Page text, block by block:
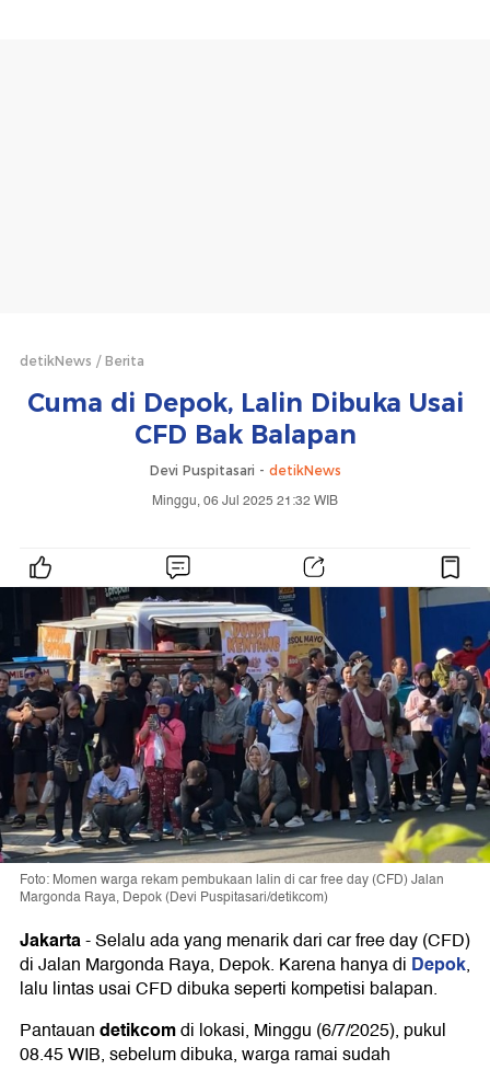
detikNews Berita
Cuma di Depok, Lalin Dibuka Usai
CFD Bak Balapan
Devi Puspitasari - detikNews
Minggu, 06 Jul 2025 21:32 WIB
Foto: Momen warga rekam pembukaan lalin di car free day (CFD) Jalan
Margonda Raya, Depok (Devi Puspitasari/detikcom)
Jakarta-Selalu ada yang menarik dari car free day (CFD)
di Jalan Margonda Raya, Depok. Karena hanya di Depok,
lalu lintas usai CFD dibuka seperti kompetisi balapan.
Pantauandetikcomdi lokasi, Minggu (6/7/2025), pukul
08.45 WIB, sebelum dibuka, warga ramai sudah